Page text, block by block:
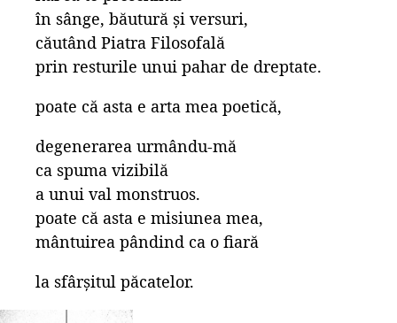
în sânge, băutură și versuri,
căutând Piatra Filosofală
prin resturile unui pahar de dreptate.
poate că asta e arta mea poetică,
degenerarea urmându-mă
ca spuma vizibilă
a unui val monstruos.
poate că asta e misiunea mea,
mântuirea pândind ca o fiară
la sfârșitul păcatelor.